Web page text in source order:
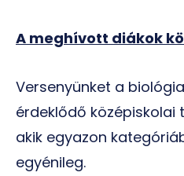
A meghívott diákok
Versenyünket a
érdeklődő középiskolai
akik egyazon
egyénileg.